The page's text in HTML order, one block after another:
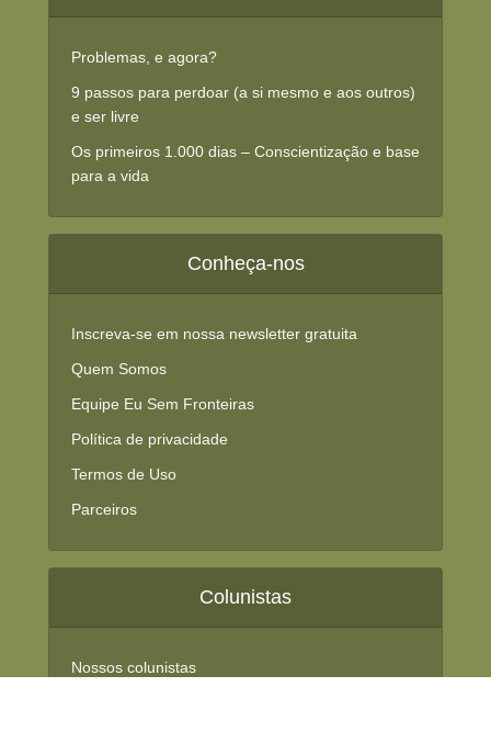
Problemas, e agora?
9 passos para perdoar (a si mesmo e aos outros)
e ser livre
Os primeiros 1.000 dias – Conscientização e base
para a vida
Conheça-nos
Inscreva-se em nossa newsletter gratuita
Quem Somos
Equipe Eu Sem Fronteiras
Política de privacidade
Termos de Uso
Parceiros
Colunistas
Nossos colunistas